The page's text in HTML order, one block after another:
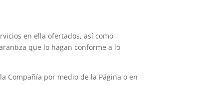
en ella ofertados, así como
que lo hagan conforme a lo
por medio de la Página o en